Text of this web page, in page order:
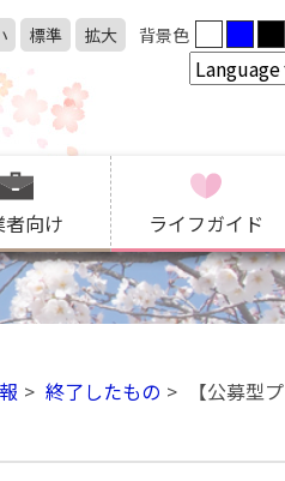
標準 拡大 背景色
者向け ライフガイド
終了したもの 【公募型プ